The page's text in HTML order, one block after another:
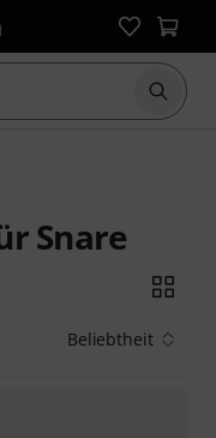
Suche
Snare
Beliebtheit